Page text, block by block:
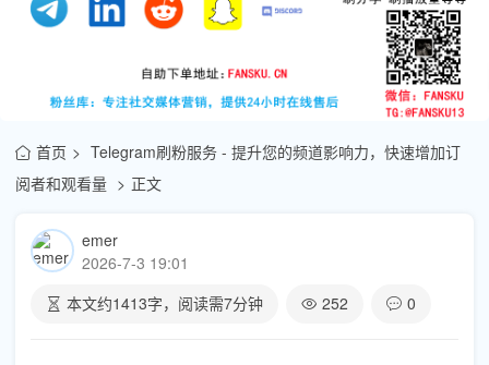
首页
Telegram刷粉服务 - 提升您的频道影响力，快速增加订
阅者和观看量
正文
emer
2026-7-3 19:01
本文约1413字，阅读需7分钟 252 0